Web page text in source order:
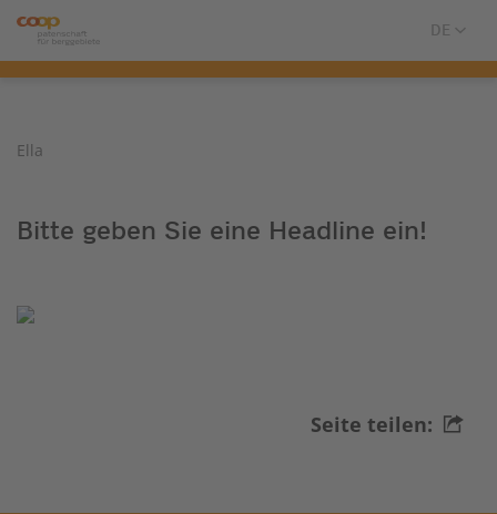
Ella
Bitte geben Sie eine Headline ein!
Seite teilen: